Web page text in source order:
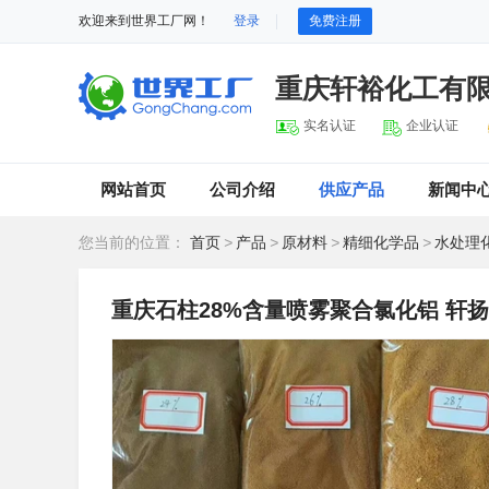
欢迎来到世界工厂网！ 登录 免费注册
重庆轩裕化工有
实名认证 企业认证
网站首页 公司介绍 供应产品 新闻中
您当前的位置： 首页 > 产品 > 原材料 >精细化学品 >水处理
重庆石柱28%含量喷雾聚合氯化铝 轩